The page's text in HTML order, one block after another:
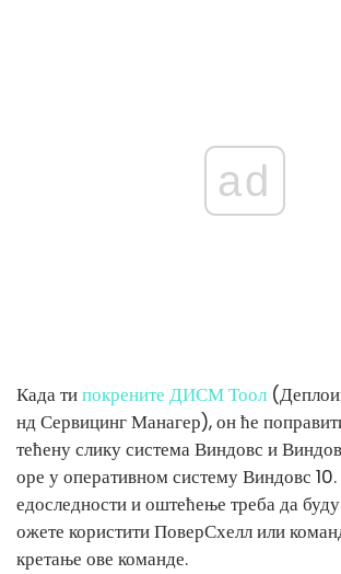
ad
Када типокрените ДИСМ Тоол
нд Сервицинг Манагер), он ће
тећену слику система Виндовс и
оре у оперативном систему Виндовс
едоследности и оштећење треба да
ожете користити ПоверСхелл или
кретање ове команде.